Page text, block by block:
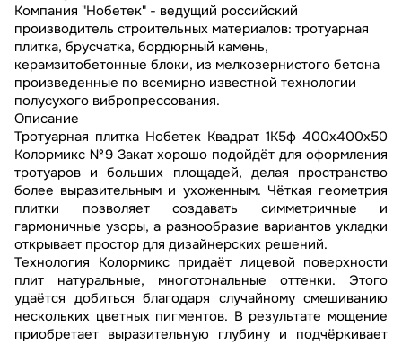
Компания "Нобетек" - ведущий российский
производитель строительных материалов: тротуарная
плитка, брусчатка, бордюрный камень,
керамзитобетонные блоки, из мелкозернистого бетона
произведенные по всемирно известной технологии
полусухого вибропрессования.
Описание
Тротуарная плитка Нобетек Квадрат 1К5ф 400x400x50
Колормикс №9 Закат хорошо подойдёт для оформления
тротуаров и больших площадей, делая пространство
более выразительным и ухоженным. Чёткая геометрия
плитки позволяет создавать симметричные и
гармоничные узоры, а разнообразие вариантов укладки
открывает простор для дизайнерских решений.
Технология Колормикс придаёт лицевой поверхности
плит натуральные, многотональные оттенки. Этого
удаётся добиться благодаря случайному смешиванию
нескольких цветных пигментов. В результате мощение
приобретает выразительную глубину и подчёркивает